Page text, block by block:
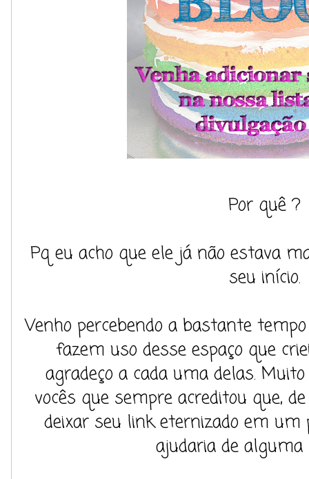
Por quê ?
Pq eu acho que ele já não estava
seu início.
Venho percebendo a bastante
fazem uso desse espaço que
agradeço a cada uma delas.
vocês que sempre acreditou que,
deixar seu link eternizado em
ajudaria de alguma